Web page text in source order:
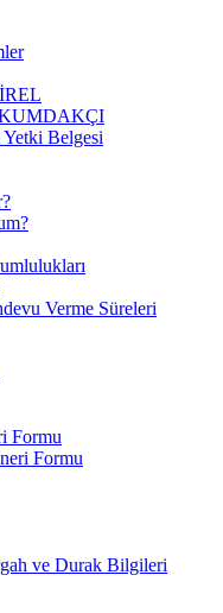
Yetki Belgesi
Verme Süreleri
Formu
Formu
ve Durak Bilgileri